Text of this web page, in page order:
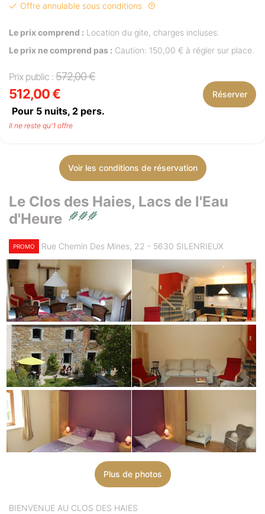
Offre annulable sous conditions
Le prix comprend : Location du gite, charges incluses.
Le prix ne comprend pas : Caution: 150,00 € à régler sur place.
Prix public : 572,00 €
512,00 €
Pour 5 nuits, 2 pers.
Réserver
Il ne reste qu'1 offre
Voir les conditions de réservation
Le Clos des Haies, Lacs de l'Eau
d'Heure
PROMO Rue Chemin Des Mines, 22 - 5630 SILENRIEUX
Plus de photos
BIENVENUE AU CLOS DES HAIES